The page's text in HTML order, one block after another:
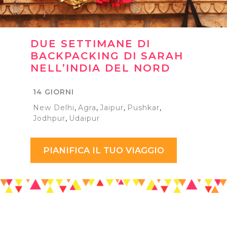
DUE SETTIMANE DI
BACKPACKING DI SARAH
NELL’INDIA DEL NORD
14 GIORNI
New Delhi, Agra, Jaipur, Pushkar,
Jodhpur, Udaipur
PIANIFICA IL TUO VIAGGIO